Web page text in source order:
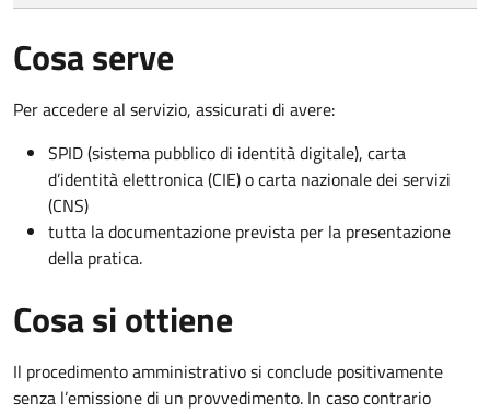
Cosa serve
Per accedere al servizio, assicurati di avere:
SPID (sistema pubblico di identità digitale), carta
d’identità elettronica (CIE) o carta nazionale dei servizi
(CNS)
tutta la documentazione prevista per la presentazione
della pratica.
Cosa si ottiene
Il procedimento amministrativo si conclude positivamente
senza l’emissione di un provvedimento. In caso contrario